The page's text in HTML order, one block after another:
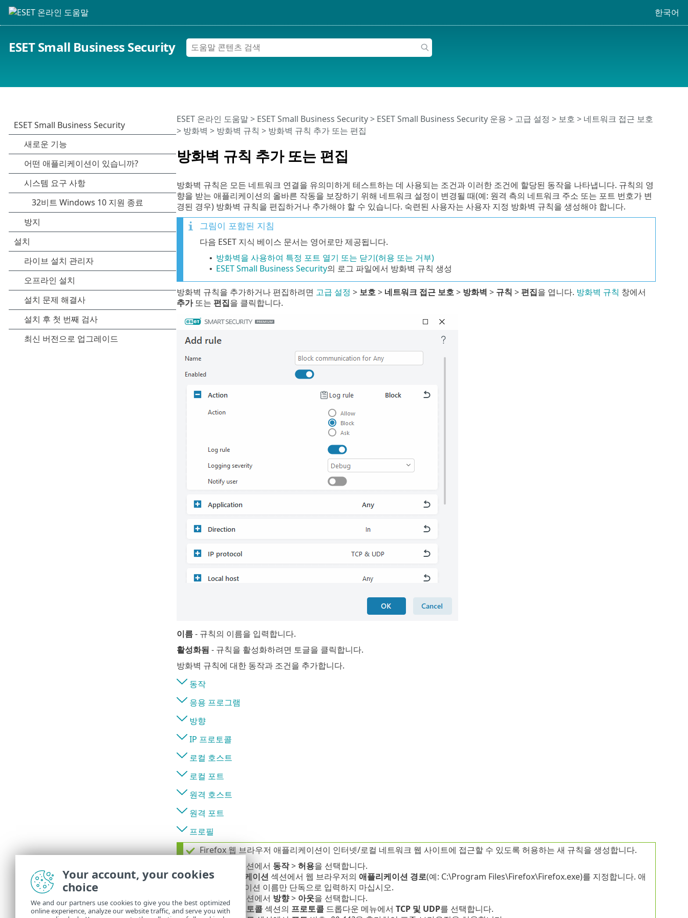
한국어
ESET Small Business Security
방화벽 규칙 추가 또는 편집
ESET 온라인 도움말> ESET Small Business Security> ESET Small Business Security 운용 > 고급 설정 > 보호 > 네트워크 접근 보호
> 방화벽 > 방화벽 규칙 > 방화벽 규칙 추가 또는 편집
방화벽 규칙은 모든 네트워크 연결을 유의미하게 테스트하는 데 사용되는 조건과 이러한 조건에 할당된 동작을 나타냅니다. 규칙의 영
향을 받는 애플리케이션의 올바른 작동을 보장하기 위해 네트워크 설정이 변경될 때(예: 원격 측의 네트워크 주소 또는 포트 번호가 변
경된 경우) 방화벽 규칙을 편집하거나 추가해야 할 수 있습니다. 숙련된 사용자는 사용자 지정 방화벽 규칙을 생성해야 합니다.
그림이 포함된 지침
다음 ESET 지식 베이스 문서는 영어로만 제공됩니다.
• 방화벽을 사용하여 특정 포트 열기 또는 닫기(허용 또는 거부)
• ESET Small Business Security의 로그 파일에서 방화벽 규칙 생성
방화벽 규칙을 추가하거나 편집하려면 고급 설정 > 보호> 네트워크 접근 보호> 방화벽 > 규칙 > 편집을 엽니다. 방화벽 규칙 창에서
추가또는 편집을 클릭합니다.
이름- 규칙의 이름을 입력합니다.
활성화됨 - 규칙을 활성화하려면 토글을 클릭합니다.
방화벽 규칙에 대한 동작과 조건을 추가합니다.
동작
응용 프로그램
방향
IP 프로토콜
로컬 호스트
로컬 포트
원격 호스트
원격 포트
프로필
Firefox 웹 브라우저 애플리케이션이 인터넷/로컬 네트워크 웹 사이트에 접근할 수 있도록 허용하는 새 규칙을 생성합니다.
섹션에서 동작>허용을 선택합니다.
2.
애플리케이션 섹션에서 웹 브라우저의 애플리케이션 경로(예: C:\Program Files\Firefox\Firefox.exe)를 지정합니다. 애
플리케이션 이름만 단독으로 입력하지 마십시오.
3.
방향 섹션에서 방향> 아웃을 선택합니다.
4. IP 프로토콜섹션의 프로토콜드롭다운 메뉴에서 TCP 및 UDP를 선택합니다.
Your account, your cookies
choice
We and our partners use cookies to give you the best optimized
online experience, analyze our website traffic, and serve you with